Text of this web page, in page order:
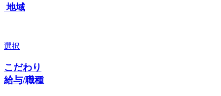
地域
選択
こだわり
給与/職種